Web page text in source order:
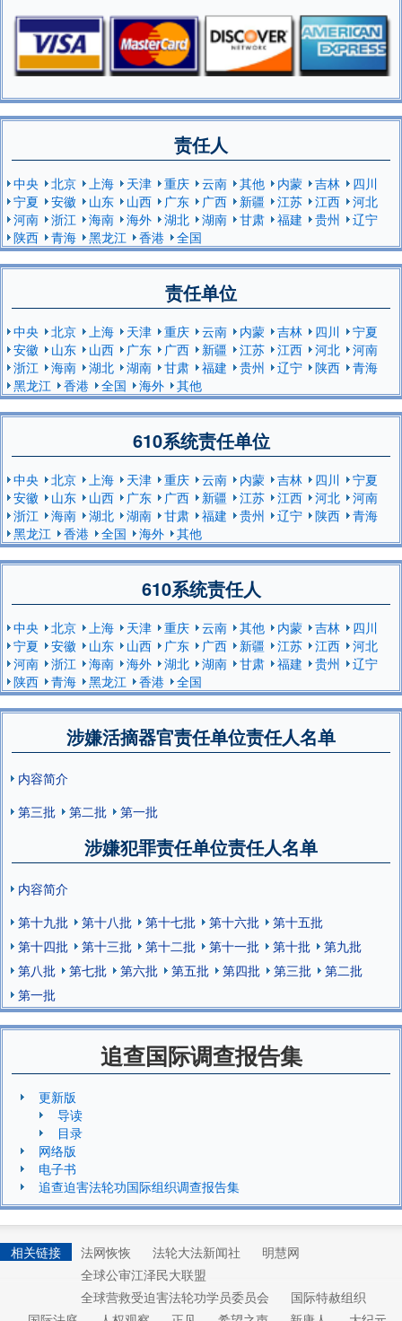
责任人
中央 北京 上海 天津 重庆 云南 其他 内蒙 吉林
四川
宁夏
安徽 山东 山西 广东 广西 新疆 江苏 江西
河北
河南
浙江 海南 海外 湖北 湖南 甘肃 福建 贵州
辽宁
陕西
青海 黑龙江 香港 全国
责任单位
中央 北京 上海 天津 重庆 云南 内蒙 吉林 四川
宁夏
安徽
山东 山西 广东 广西 新疆 江苏 江西 河北
河南
浙江
海南 湖北 湖南 甘肃 福建 贵州 辽宁 陕西
青海
黑龙江
香港 全国 海外 其他
610系统责任单位
中央 北京 上海 天津 重庆 云南 内蒙 吉林 四川
宁夏
安徽
山东 山西 广东 广西 新疆 江苏 江西 河北
河南
浙江
海南 湖北 湖南 甘肃 福建 贵州 辽宁 陕西
青海
黑龙江
香港 全国 海外 其他
610系统责任人
中央 北京 上海 天津 重庆 云南 其他 内蒙 吉林
四川
宁夏
安徽 山东 山西 广东 广西 新疆 江苏 江西
河北
河南
浙江 海南 海外 湖北 湖南 甘肃 福建 贵州
辽宁
陕西
青海 黑龙江 香港 全国
涉嫌活摘器官责任单位责任人名单
内容简介
第三批
第二批 第一批
涉嫌犯罪责任单位责任人名单
内容简介
第十九批
第十八批 第十七批 第十六批
第十五批
第十四批
第十三批 第十二批 第十一批 第十批
第九批
第八批
第七批 第六批 第五批 第四批 第三批
第二批
第一批
追查国际调查报告集
更新版
导读
目录
网络版
电子书
追查迫害法轮功国际组织调查报告集
相关链接 法网恢恢 法轮大法新闻社
明慧网
全球公审江泽民大联盟
全球营救受迫害法轮功学员委员会
国际特赦组织